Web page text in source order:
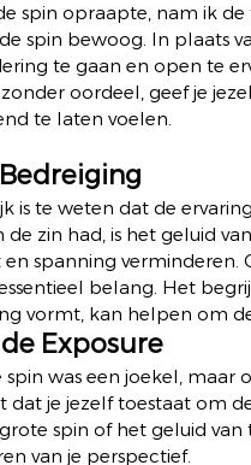
spin opraapte, nam ik
spin bewoog. In plaats
te gaan en open te
oordeel, geef je
te laten voelen.
is te weten dat de
de zin had, is het geluid
en spanning verminderen.
belang. Het
vormt, kan helpen om
Exposure
spin was een joekel,
dat je jezelf toestaat om
spin of het geluid
van je perspectief.